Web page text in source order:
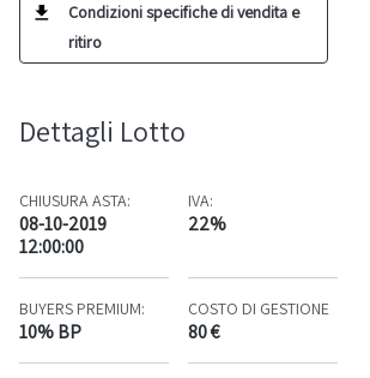
Condizioni specifiche di vendita e
ritiro
Dettagli Lotto
CHIUSURA ASTA:
08-10-2019
12:00:00
IVA:
22%
BUYERS PREMIUM:
10% BP
COSTO DI GESTIONE
80 €